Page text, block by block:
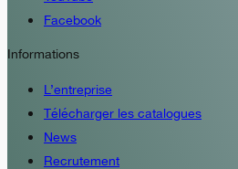
Facebook
Informations
L’entreprise
Télécharger les catalogues
News
Recrutement